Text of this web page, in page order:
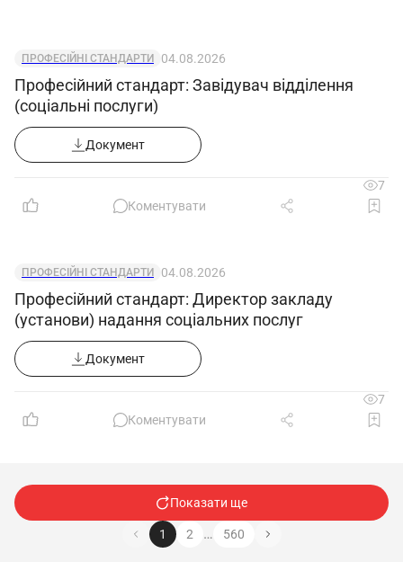
ПРОФЕСІЙНІ СТАНДАРТИ 04.08.2026
Професійний стандарт: Завідувач відділення
(соціальні послуги)
Документ
7
Коментувати
ПРОФЕСІЙНІ СТАНДАРТИ 04.08.2026
Професійний стандарт: Директор закладу
(установи) надання соціальних послуг
Документ
7
Коментувати
Показати ще
1 2 … 560